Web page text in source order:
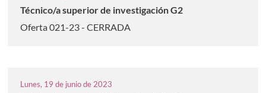
Técnico/a superior de investigación G2
Oferta 021-23 - CERRADA
Lunes, 19 de junio de 2023